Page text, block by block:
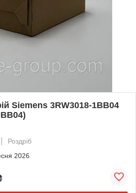
Siemens 3RW3018-1BB04
Роздріб
2026